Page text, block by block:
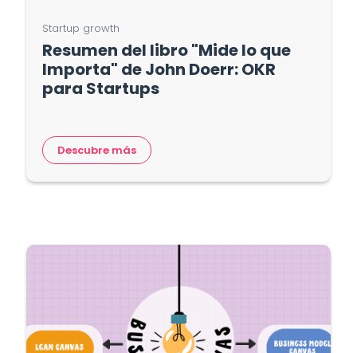
Startup growth
Resumen del libro "Mide lo que
Importa" de John Doerr: OKR
para Startups
Descubre más